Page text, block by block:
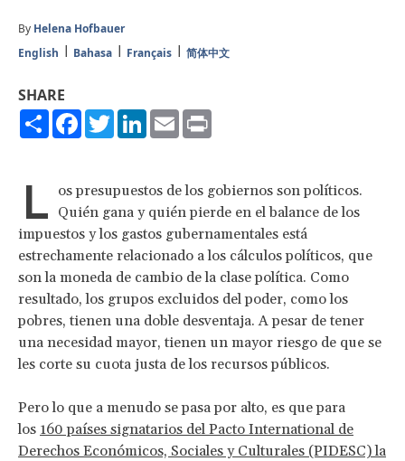
By Helena Hofbauer
English
Bahasa Français 简体中文
SHARE
ShareFacebook
TwitterLinkedIn
Email
L os presupuestos de los gobiernos son políticos.
Quién gana y quién pierde en el balance de los
impuestos y los gastos gubernamentales está
estrechamente relacionado a los cálculos políticos, que
son la moneda de cambio de la clase política. Como
resultado, los grupos excluidos del poder, como los
pobres, tienen una doble desventaja. A pesar de tener
una necesidad mayor, tienen un mayor riesgo de que se
les corte su cuota justa de los recursos públicos.
Pero lo que a menudo se pasa por alto, es que para
los 160 países signatarios del Pacto International de
Derechos Económicos, Sociales y Culturales (PIDESC) la